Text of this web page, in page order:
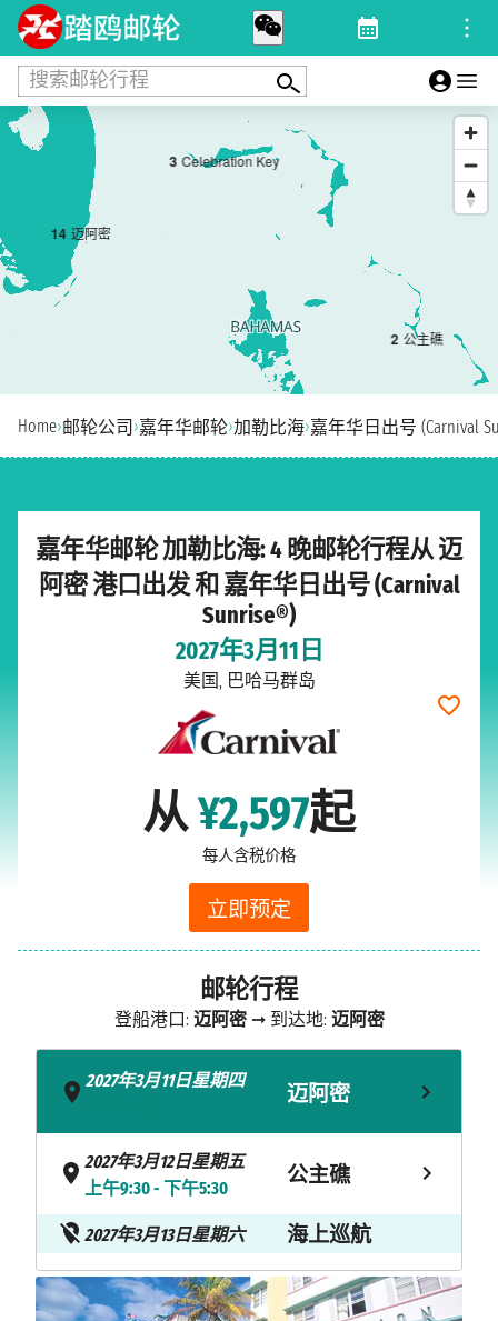
搜索邮轮行程
14 迈阿密
2 公主礁
3 Celebration Key
Home›邮轮公司 ›嘉年华邮轮›加勒比海›嘉年华日出号 (Carnival
嘉年华邮轮 加勒比海: 4 晚邮轮行程从 迈
阿密 港口出发 和 嘉年华日出号 (Carnival
Sunrise®)
2027年3月11日
美国, 巴哈马群岛
从¥2,597起
每人含税价格
立即预定
邮轮行程
登船港口: 迈阿密➞ 到达地: 迈阿密
2027年3月11日星期四
迈阿密
2027年3月12日星期五
上午9:30 - 下午5:30
公主礁
2027年3月13日星期六 海上巡航
2027年3月14日星期日
上午8:00 - 下午4:00
CELEBRATION
KEY